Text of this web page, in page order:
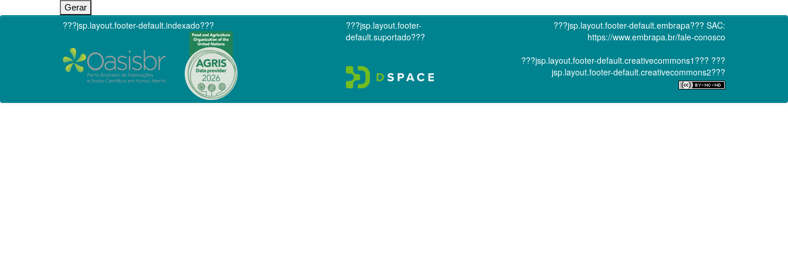
???jsp.layout.footer-default.indexado???
???jsp.layout.footer-
default.suportado???
???jsp.layout.footer-default.embrapa??? SAC:
https://www.embrapa.br/fale-conosco
???jsp.layout.footer-default.creativecommons1??? ???
jsp.layout.footer-default.creativecommons2???